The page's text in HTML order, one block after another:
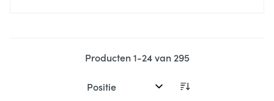
Producten1-24van 295
Sorteer op: